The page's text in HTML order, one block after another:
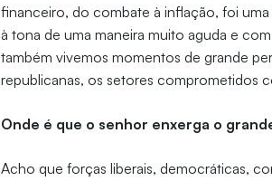
financeiro, do combate à inflação, foi
à tona de uma maneira muito aguda e
também vivemos momentos de grande
republicanas, os setores comprometidos
Onde é que o senhor enxerga o
Acho que forças liberais, democráticas,